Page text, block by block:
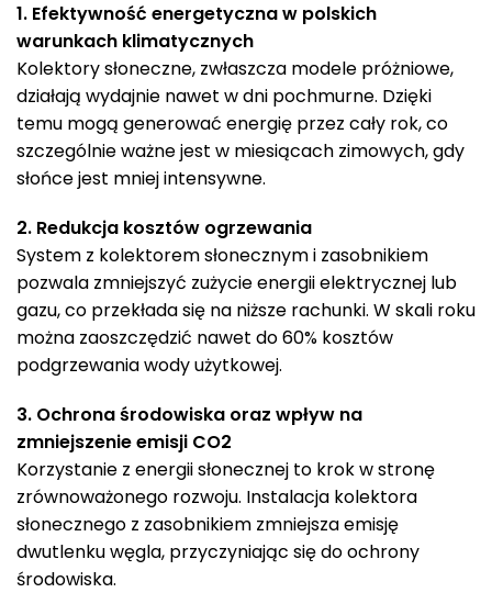
1. Efektywność energetyczna w polskich
warunkach klimatycznych
Kolektory słoneczne, zwłaszcza modele próżniowe,
działają wydajnie nawet w dni pochmurne. Dzięki
temu mogą generować energię przez cały rok, co
szczególnie ważne jest w miesiącach zimowych, gdy
słońce jest mniej intensywne.
2. Redukcja kosztów ogrzewania
System z kolektorem słonecznym i zasobnikiem
pozwala zmniejszyć zużycie energii elektrycznej lub
gazu, co przekłada się na niższe rachunki. W skali roku
można zaoszczędzić nawet do 60% kosztów
podgrzewania wody użytkowej.
3. Ochrona środowiska oraz wpływ na
zmniejszenie emisji CO2
Korzystanie z energii słonecznej to krok w stronę
zrównoważonego rozwoju. Instalacja kolektora
słonecznego z zasobnikiem zmniejsza emisję
dwutlenku węgla, przyczyniając się do ochrony
środowiska.